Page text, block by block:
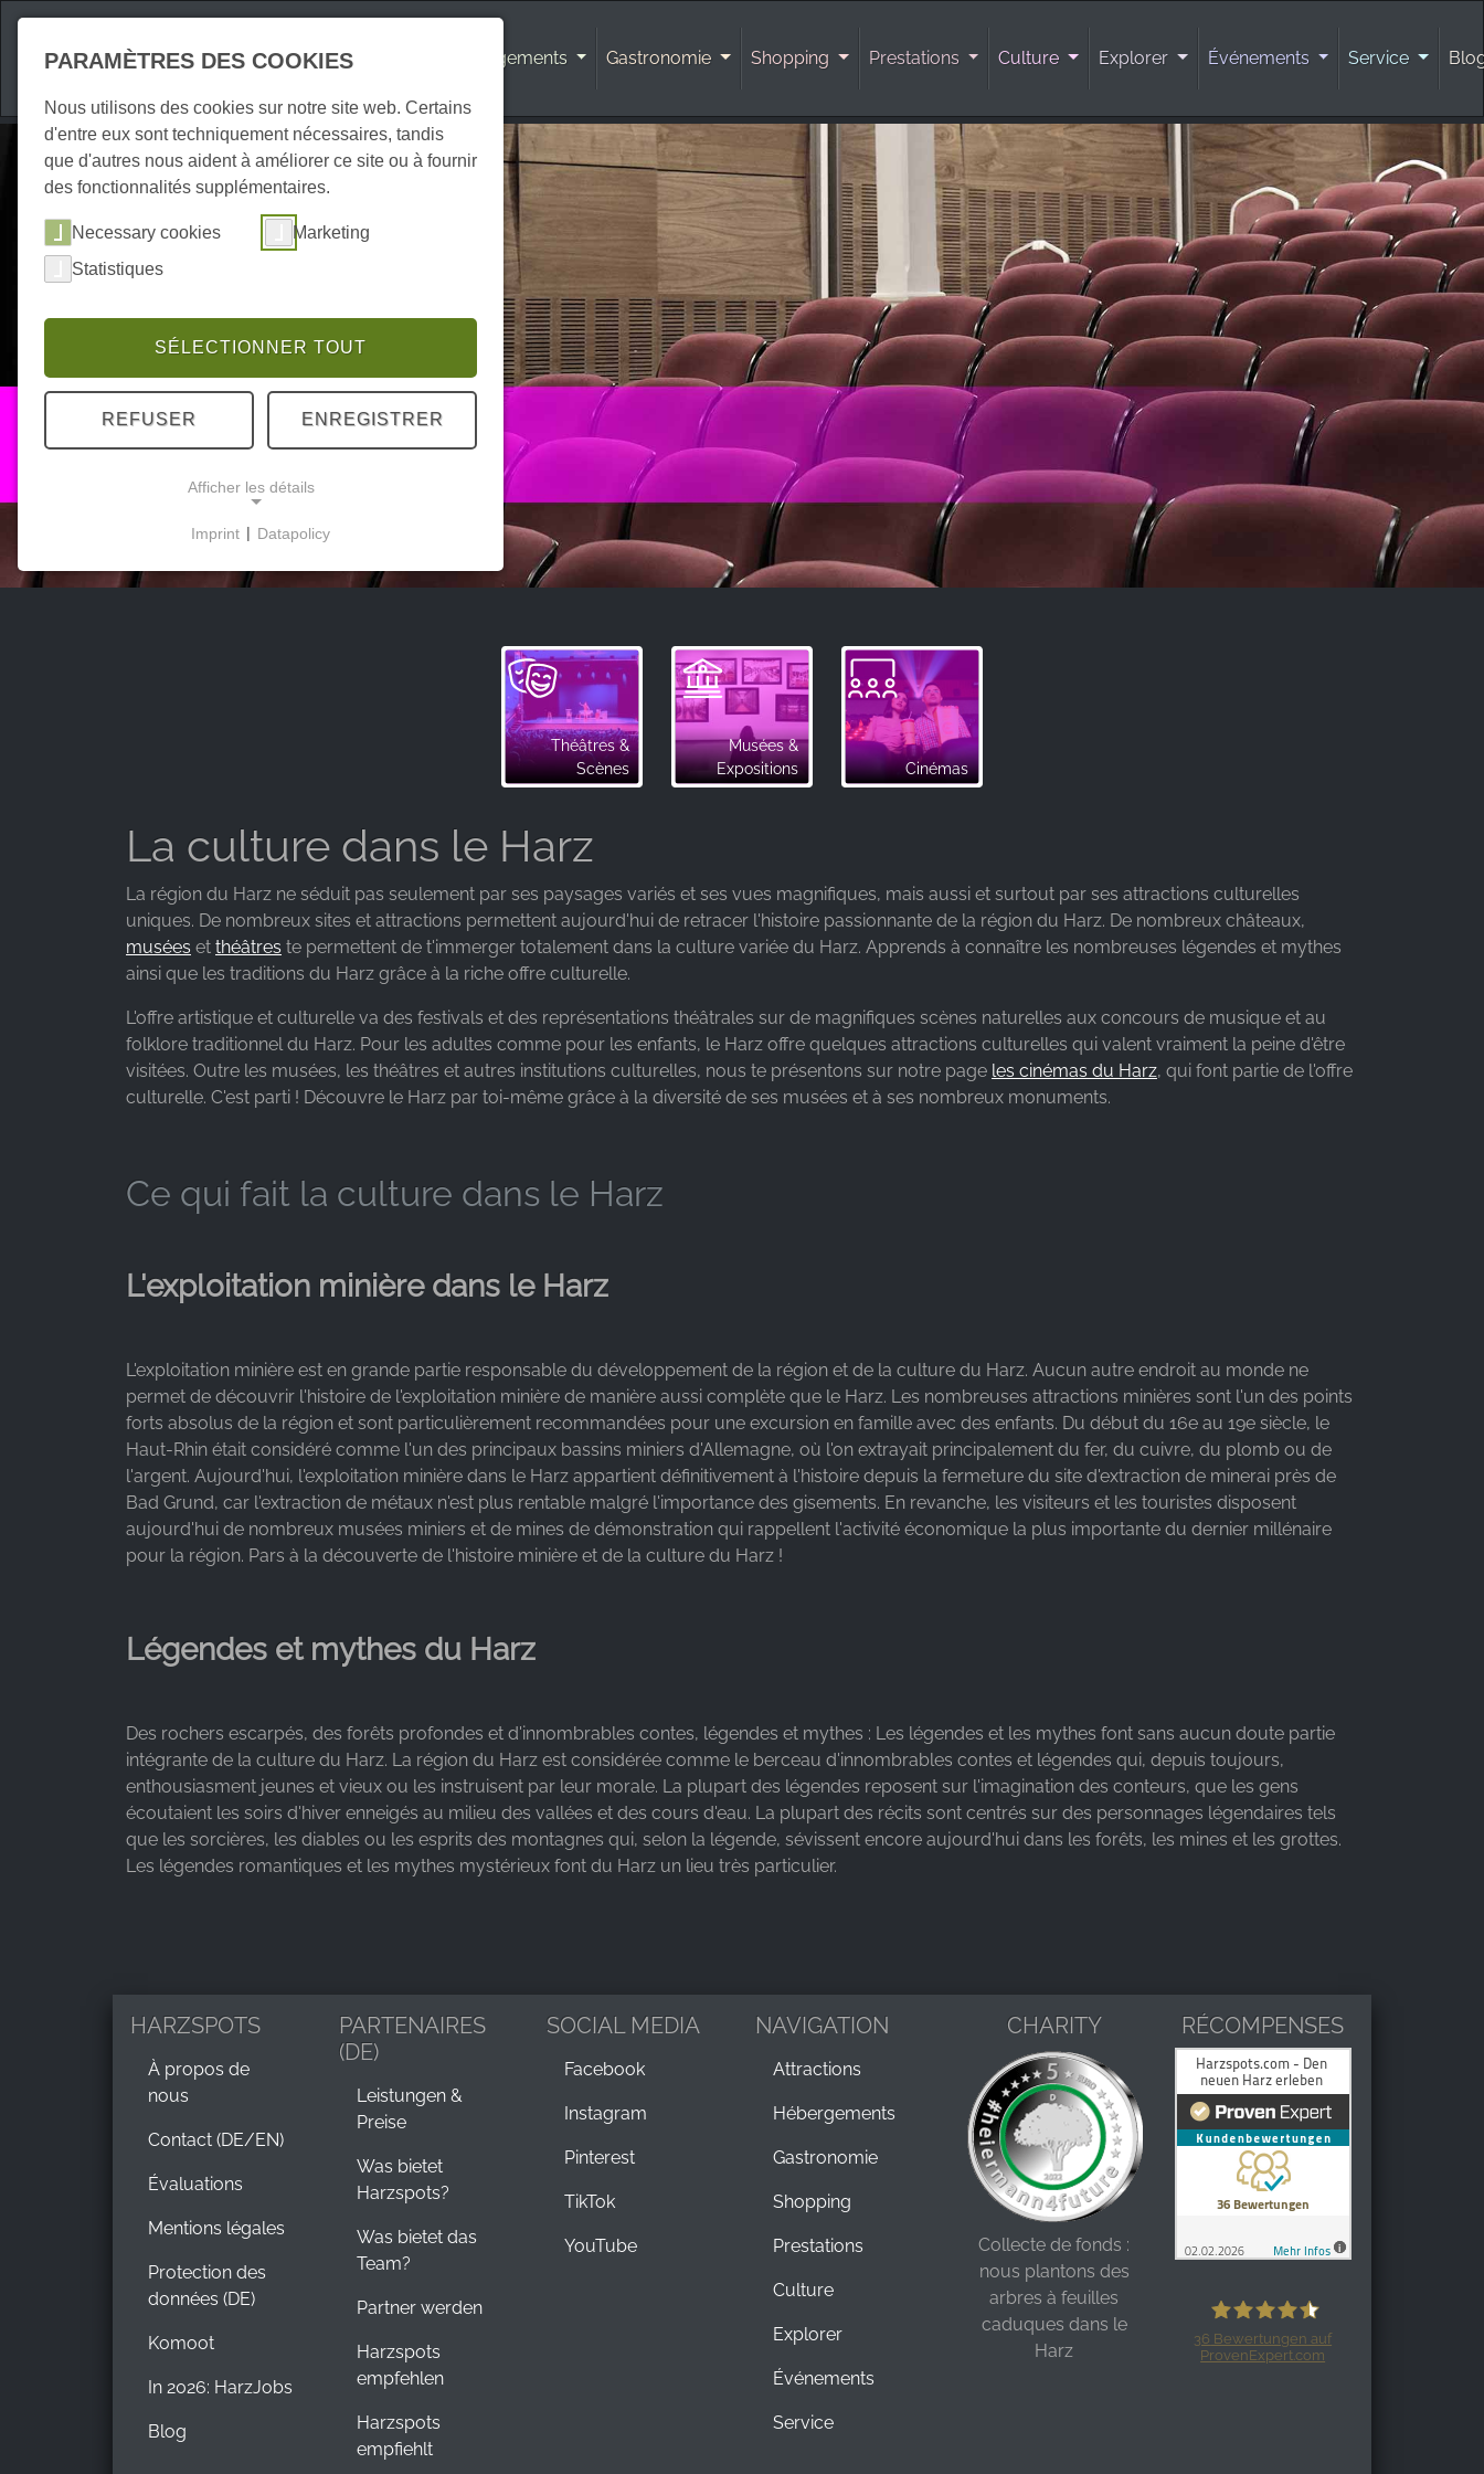
Attractions Hébergements Gastronomie Shopping Prestations Culture Explorer Événements Service
Culture
Théâtres &
Scènes
Musées &
Expositions
Cinémas
La culture dans le Harz
La région du Harz ne séduit pas seulement par ses paysages variés et ses vues magnifiques, mais aussi et surtout par ses attractions culturelles
uniques. De nombreux sites et attractions permettent aujourd'hui de retracer l'histoire passionnante de la région du Harz. De nombreux châteaux,
musées et théâtres te permettent de t'immerger totalement dans la culture variée du Harz. Apprends à connaître les nombreuses légendes et mythes
ainsi que les traditions du Harz grâce à la riche offre culturelle.
L'offre artistique et culturelle va des festivals et des représentations théâtrales sur de magnifiques scènes naturelles aux concours de musique et au
folklore traditionnel du Harz. Pour les adultes comme pour les enfants, le Harz offre quelques attractions culturelles qui valent vraiment la peine d'être
visitées. Outre les musées, les théâtres et autres institutions culturelles, nous te présentons sur notre page les cinémas du Harz, qui font partie de l'offre
culturelle. C'est parti ! Découvre le Harz par toi-même grâce à la diversité de ses musées et à ses nombreux monuments.
Ce qui fait la culture dans le Harz
L'exploitation minière dans le Harz
L'exploitation minière est en grande partie responsable du développement de la région et de la culture du Harz. Aucun autre endroit au monde ne
permet de découvrir l'histoire de l'exploitation minière de manière aussi complète que le Harz. Les nombreuses attractions minières sont l'un des points
forts absolus de la région et sont particulièrement recommandées pour une excursion en famille avec des enfants. Du début du 16e au 19e siècle, le
Haut-Rhin était considéré comme l'un des principaux bassins miniers d'Allemagne, où l'on extrayait principalement du fer, du cuivre, du plomb ou de
l'argent. Aujourd'hui, l'exploitation minière dans le Harz appartient définitivement à l'histoire depuis la fermeture du site d'extraction de minerai près de
Bad Grund, car l'extraction de métaux n'est plus rentable malgré l'importance des gisements. En revanche, les visiteurs et les touristes disposent
aujourd'hui de nombreux musées miniers et de mines de démonstration qui rappellent l'activité économique la plus importante du dernier millénaire
pour la région. Pars à la découverte de l'histoire minière et de la culture du Harz !
Légendes et mythes du Harz
Des rochers escarpés, des forêts profondes et d'innombrables contes, légendes et mythes : Les légendes et les mythes font sans aucun doute partie
intégrante de la culture du Harz. La région du Harz est considérée comme le berceau d'innombrables contes et légendes qui, depuis toujours,
enthousiasment jeunes et vieux ou les instruisent par leur morale. La plupart des légendes reposent sur l'imagination des conteurs, que les gens
écoutaient les soirs d'hiver enneigés au milieu des vallées et des cours d'eau. La plupart des récits sont centrés sur des personnages légendaires tels
que les sorcières, les diables ou les esprits des montagnes qui, selon la légende, sévissent encore aujourd'hui dans les forêts, les mines et les grottes.
Les légendes romantiques et les mythes mystérieux font du Harz un lieu très particulier.
HARZSPOTS
À propos de
nous
Contact (DE/EN)
Évaluations
Mentions légales
Protection des
données (DE)
Komoot
In 2026: HarzJobs
Blog
PARTENAIRES
(DE)
Leistungen &
Preise
Was bietet
Harzspots?
Was bietet das
Team?
Partner werden
Harzspots
empfehlen
Harzspots
empfiehlt
SOCIAL MEDIA
Facebook
Instagram
Pinterest
TikTok
YouTube
NAVIGATION
Attractions
Hébergements
Gastronomie
Shopping
Prestations
Culture
Explorer
Événements
Service
CHARITY
Collecte de fonds :
nous plantons des
arbres à feuilles
caduques dans le
Harz
RÉCOMPENSES
36 Bewertungen auf
ProvenExpert.com
PARAMÈTRES DES COOKIES
Nous utilisons des cookies sur notre site web. Certains
d'entre eux sont techniquement nécessaires, tandis
que d'autres nous aident à améliorer ce site ou à fournir
des fonctionnalités supplémentaires.
Necessary cookies
Marketing
Statistiques
SÉLECTIONNER TOUT
REFUSER ENREGISTRER
Afficher les détails
Ces cookies permettent des fonctions de base et
Name:
_fbp, fr, _fbq, fbq
Provider:
Facebook Ireland Ltd.
Purpose:
Mesure de la publicité et marketing
Les cookies statistiques collectent des
informations de manière anonyme. Ces
nos visiteurs utilisent notre site web.
Google Analytics
Name:
_ga, _gid, _gac_gb_
Provider:
Google LLC
l'utilisation du site web
24 heures - 2 ans
Imprint | Datapolicy